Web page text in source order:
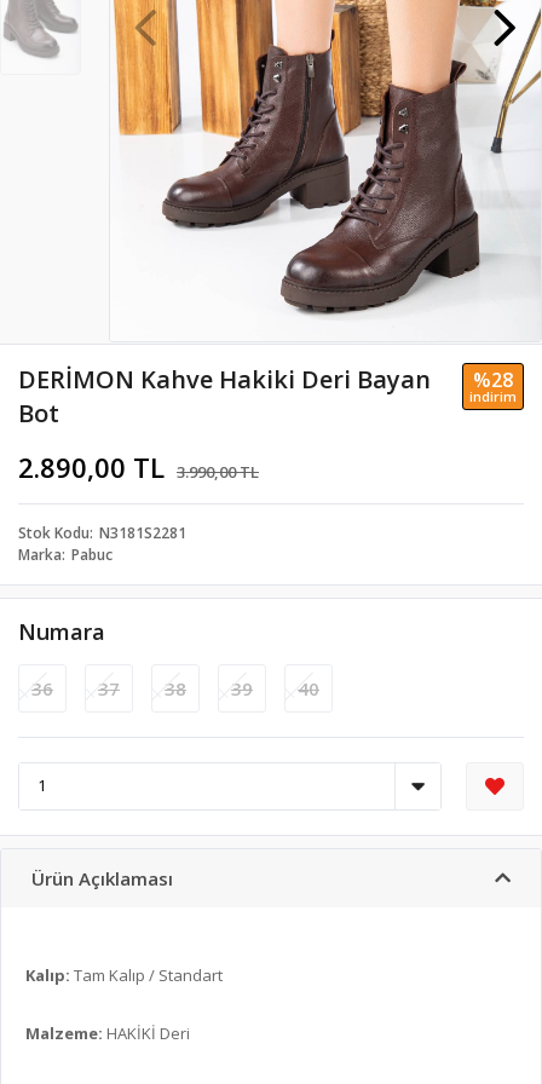
DERİMON Kahve Hakiki Deri Bayan
Bot
2.890,00 TL 3.990,00 TL
%28
i̇ndi̇ri̇m
Stok Kodu N3181S2281
Marka Pabuc
Numara
36 37 38 39 40
Ürün Açıklaması
Kalıp: Tam Kalıp / Standart
Malzeme: HAKİKİ Deri